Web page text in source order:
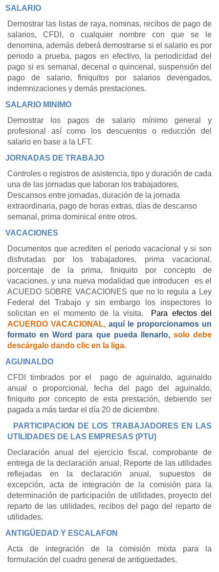
SALARIO
Demostrar las listas de raya, nominas, recibos de pago de
salarios, CFDI, o cualquier nombre con que se le
denomina, además deberá demostrarse si el salario es por
periodo a prueba, pagos en efectivo, la periodicidad del
pago si es semanal, decenal o quincenal, suspensión del
pago de salario, finiquitos por salarios devengados,
indemnizaciones y demás prestaciones.
SALARIO MINIMO
Demostrar los pagos de salario mínimo general y
profesional así como los descuentos o reducción del
salario en base a la LFT.
JORNADAS DE TRABAJO
Controles o registros de asistencia, tipo y duración de cada
una de las jornadas que laboran los trabajadores,
Descansos entre jornadas, duración de la jornada
extraordinaria, pago de horas extras, días de descanso
semanal, prima dominical entre otros.
VACACIONES
Documentos que acrediten el periodo vacacional y si son
disfrutadas por los trabajadores, prima vacacional,
porcentaje de la prima, finiquito por concepto de
vacaciones, y una nueva modalidad que introducen
es el
ACUEDO SOBRE VACACIONES que no lo regula a Ley
Federal del Trabajo y sin embargo los inspectores lo
solicitan en el momento de la visita.
Para efectos del
ACUERDO VACACIONAL, aquí le proporcionamos un
formato en Word para que pueda llenarlo, solo debe
descárgalo dando clic en la liga.
AGUINALDO
CFDI timbrados por el
pago de aguinaldo, aguinaldo
anual o proporcional, fecha del pago del aguinaldo,
finiquito por concepto de esta prestación, debiendo ser
pagada a más tardar el día 20 de diciembre.
PARTICIPACION DE LOS TRABAJADORES EN LAS
UTILIDADES DE LAS EMPRESAS (PTU)
Declaración anual del ejercicio fiscal, comprobante de
entrega de la declaración anual, Reporte de las utilidades
reflejadas en la declaración anual, supuestos de
excepción, acta de integración de la comisión para la
determinación de participación de utilidades, proyecto del
reparto de las utilidades, recibos del pago del reparto de
utilidades.
ANTIGÜEDAD Y ESCALAFON
Acta de integración de la comisión mixta para la
formulación del cuadro general de antigüedades.